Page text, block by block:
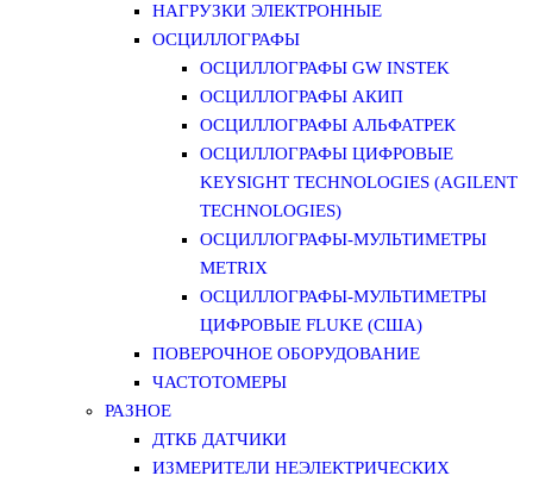
НАГРУЗКИ ЭЛЕКТРОННЫЕ
ОСЦИЛЛОГРАФЫ
ОСЦИЛЛОГРАФЫ GW INSTEK
ОСЦИЛЛОГРАФЫ АКИП
ОСЦИЛЛОГРАФЫ АЛЬФАТРЕК
ОСЦИЛЛОГРАФЫ ЦИФРОВЫЕ
KEYSIGHT TECHNOLOGIES (AGILENT
TECHNOLOGIES)
ОСЦИЛЛОГРАФЫ-МУЛЬТИМЕТРЫ
METRIX
ОСЦИЛЛОГРАФЫ-МУЛЬТИМЕТРЫ
ЦИФРОВЫЕ FLUKE (США)
ПОВЕРОЧНОЕ ОБОРУДОВАНИЕ
ЧАСТОТОМЕРЫ
РАЗНОЕ
ДТКБ ДАТЧИКИ
ИЗМЕРИТЕЛИ НЕЭЛЕКТРИЧЕСКИХ